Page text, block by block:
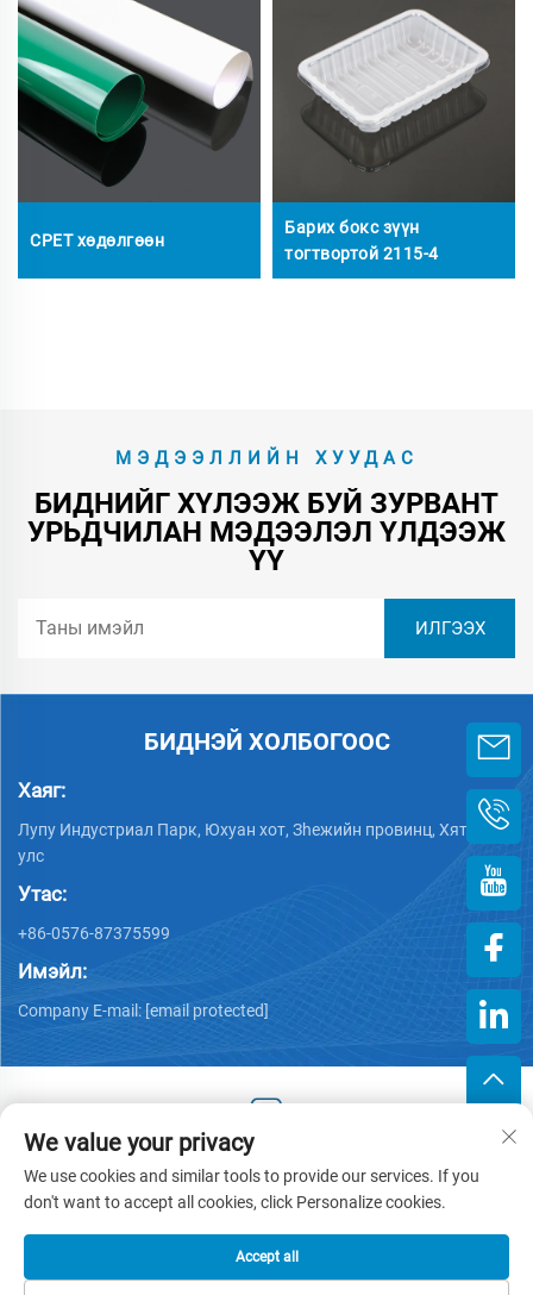
CPET хөдөлгөөн
Барих бокс зүүн
тогтвортой 2115-4
МЭДЭЭЛЛИЙН ХУУДАС
БИДНИЙГ ХҮЛЭЭЖ БУЙ ЗУРВАНТ
УРЬДЧИЛАН МЭДЭЭЛЭЛ ҮЛДЭЭЖ
ҮҮ
БИДНЭЙ ХОЛБОГООС
Хаяг:
Лупу Индустриал Парк, Юхуан хот, Зheжийн провинц, Хятад
улс
Утас:
+86-0576-87375599
Имэйл:
Company E-mail: [email protected]
Хууль тогтоогдсон эрх © 2025 Зэцзин Хэнгжийн Пластик
Хөрөнгө оруулалттай компани -Нууцлалын бодлого
We value your privacy
We use cookies and similar tools to provide our services. If you
don't want to accept all cookies, click Personalize cookies.
Accept all